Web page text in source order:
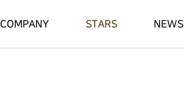
COMPANY STARS NEWS